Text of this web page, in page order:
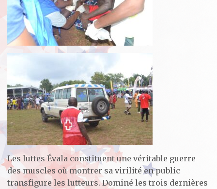
Les luttes Évala constituent une véritable guerre
des muscles où montrer sa virilité en public
transfigure les lutteurs. Dominé les trois dernières